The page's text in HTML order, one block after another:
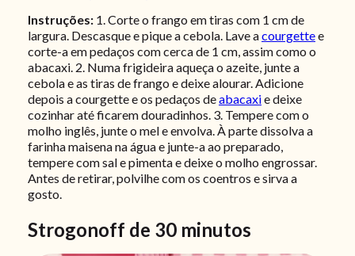
Instruções: 1. Corte o frango em tiras com 1 cm de
largura. Descasque e pique a cebola. Lave acourgettee
corte-a em pedaços com cerca de 1 cm, assim como o
abacaxi. 2. Numa frigideira aqueça o azeite, junte a
cebola e as tiras de frango e deixe alourar. Adicione
depois a courgette e os pedaços deabacaxie deixe
cozinhar até ficarem douradinhos. 3. Tempere com o
molho inglês, junte o mel e envolva. À parte dissolva a
farinha maisena na água e junte-a ao preparado,
tempere com sal e pimenta e deixe o molho engrossar.
Antes de retirar, polvilhe com os coentros e sirva a
gosto.
Strogonoff de 30 minutos